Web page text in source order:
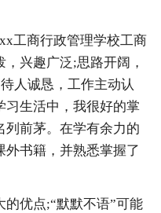
工商行政管理学校工商
兴趣广泛;思路开阔，
人诚恳，工作主动认
习生活中，我很好的掌
列前茅。在学有余力的
书籍，并熟悉掌握了
优点;“默默不语”可能